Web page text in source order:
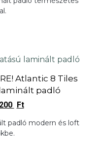
Atlantic 8 Tiles
padló
Ft
padló modern és loft